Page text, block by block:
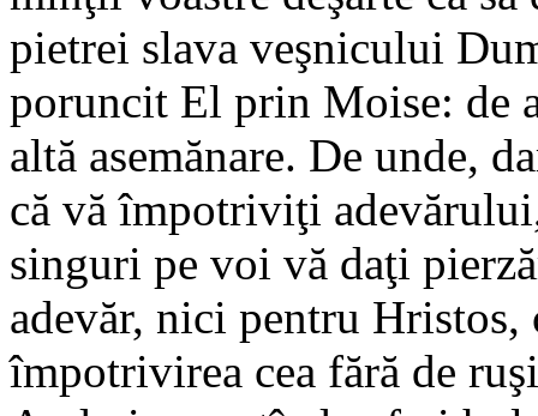
pietrei slava veşnicului
poruncit El prin Moise: de
altă asemănare. De unde,
că vă împotriviţi
singuri pe voi vă daţi
adevăr, nici pentru
împotrivirea cea fără de